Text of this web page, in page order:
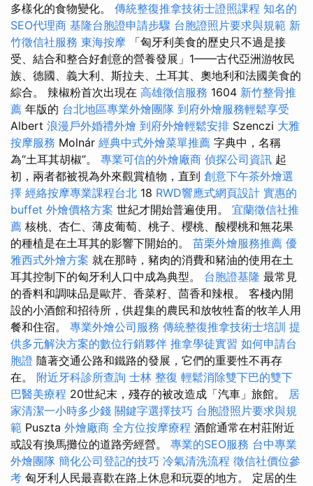
多樣化的食物變化。 傳統整復推拿技術士證照課程 知名的
SEO代理商 基隆台胞證申請步驟 台胞證照片要求與規範 新
竹徵信社服務 東海按摩 「匈牙利美食的歷史只不過是接
受、結合和整合好創意的營養發展」1——古代亞洲游牧民
族、德國、義大利、斯拉夫、土耳其、奧地利和法國美食的
綜合。 辣椒粉首次出現在 高雄徵信服務 1604 新竹整骨推
薦 年版的 台北地區專業外燴團隊 到府外燴服務輕鬆享受
Albert 浪漫戶外婚禮外燴 到府外燴輕鬆安排 Szenczi 大雅
按摩服務 Molnár 經典中式外燴菜單推薦 字典中，名稱
為“土耳其胡椒”。 專業可信的外燴廠商 偵探公司資訊 起
初，兩者都被視為外來觀賞植物，直到 創意下午茶外燴選
擇 經絡按摩專業課程台北 18 RWD響應式網頁設計 實惠的
buffet 外燴價格方案 世紀才開始普遍使用。 宜蘭徵信社推
薦 核桃、杏仁、薄皮葡萄、桃子、櫻桃、酸櫻桃和無花果
的種植是在土耳其的影響下開始的。 苗栗外燴服務推薦 優
雅西式外燴方案 就在那時，豬肉的消費和豬油的使用在土
耳其控制下的匈牙利人口中成為典型。 台胞證基隆 最常見
的香料和調味品是歐芹、香菜籽、茴香和辣根。 客棧內開
設的小酒館和招待所，供趕集的農民和放牧牲畜的牧羊人用
餐和住宿。 專業外燴公司服務 傳統整復推拿技術士培訓 提
供多元解決方案的數位行銷夥伴 推拿學徒實習 如何申請台
胞證 隨著交通公路和鐵路的發展，它們的重要性不再存
在。 附近牙科診所查詢 士林 整復 輕鬆消除雙下巴的雙下
巴醫美療程 20世紀末，殘存的被改造成「汽車」旅館。 居
家清潔一小時多少錢 關鍵字選擇技巧 台胞證照片要求與規
範 Puszta 外燴廠商 全方位按摩療程 酒館通常在村莊附近
或設有換馬攤位的道路旁經營。 專業的SEO服務 台中專業
外燴團隊 簡化公司登記的技巧 冷氣清洗流程 徵信社價位參
考 匈牙利人民最喜歡在路上休息和玩耍的地方。 定居的生